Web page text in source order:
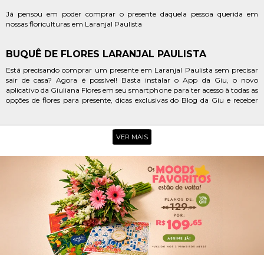
Já pensou em poder comprar o presente daquela pessoa querida em
nossas floriculturas em Laranjal Paulista
BUQUÊ DE FLORES LARANJAL PAULISTA
Está precisando comprar um presente em Laranjal Paulista sem precisar
sair de casa? Agora é possível! Basta instalar o App da Giu, o novo
aplicativo da Giuliana Flores em seu smartphone para ter acesso à todas as
opções de flores para presente, dicas exclusivas do Blog da Giu e receber
Está procurando uma floricultura online no centro de Laranjal Paulista
Então você precisa conhecer as coleções da Giuliana Flores. Nós temos
lindos arranjos de girassol, astromélias e flores do campo que são perfeitas
para encantar, emocionar e ainda levar o delicioso aroma do campo para a
casa da pessoa homenageada. Aproveite!
Aquela pessoa especial está celebrando uma grande conquista e você est
em busca de uma floricultura online em Laranjal Paulista para enviar um
mimo para ela? Uma ótima escolha é a Giuliana Flores. Além da grande
variedade de cestas e flores para presente, você encontra uma série de
mimos como kits com perfumes, joias, pelúcias e muito mais. E tudo isso
VER MAIS